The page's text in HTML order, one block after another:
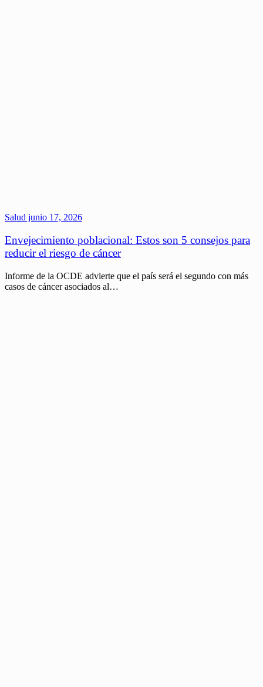
Salud junio 17, 2026
Envejecimiento poblacional: Estos son 5 consejos para
reducir el riesgo de cáncer
Informe de la OCDE advierte que el país será el segundo con más
casos de cáncer asociados al…